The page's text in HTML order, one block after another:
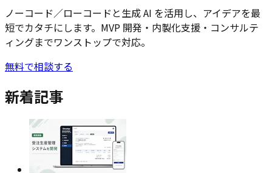
ノーコード／ローコードと生成 AI を活用し、アイデアを最
短でカタチにします。MVP 開発・内製化支援・コンサルテ
ィングまでワンストップで対応。
無料で相談する
新着記事